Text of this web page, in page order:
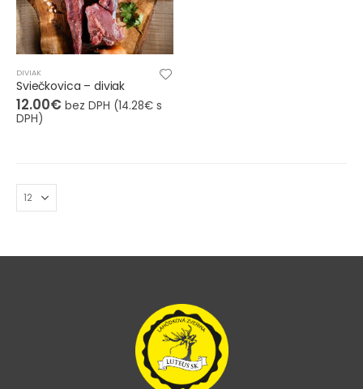
DIVIAK
Sviečkovica – diviak
12.00€ bez DPH (14.28€ s
DPH)